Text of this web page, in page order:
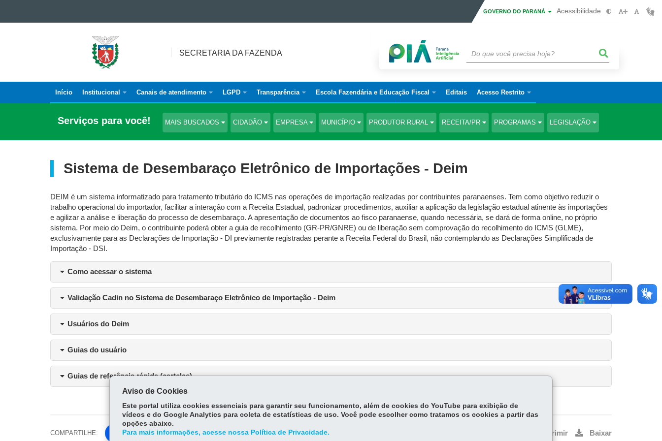
GOVERNO DO PARANÁ Acessibilidade
SECRETARIA
FAZENDA
SECRETARIA DA FAZENDA
Navegação
principal
Início Institucional Canais de atendimento LGPD Transparência Escola Fazendária e Educação Fiscal Editais Acesso Restrito
Serviços para você! MAIS BUSCADOS CIDADÃO EMPRESA MUNICÍPIO PRODUTOR RURAL RECEITA/PR PROGRAMAS LEGISLAÇÃO
Sistema de Desembaraço Eletrônico de Importações - Deim
DEIM é um sistema informatizado para tratamento tributário do ICMS nas operações de importação realizadas por contribuintes paranaenses. Tem como objetivo reduzir o
trabalho operacional do importador, facilitar a interação com a Receita Estadual, padronizar procedimentos, auxiliar a aplicação da legislação estadual atinente às importações
e agilizar a análise e liberação do processo de desembaraço. A apresentação de documentos ao fisco paranaense, quando necessária, se dará de forma online, no próprio
sistema. Por meio do Deim, o contribuinte poderá obter a guia de recolhimento (GR-PR/GNRE) ou de liberação sem comprovação do recolhimento do ICMS (GLME),
exclusivamente para as Declarações de Importação - DI previamente registradas perante a Receita Federal do Brasil, não contemplando as Declarações Simplificada de
Importação - DSI.
Como acessar o sistema
Validação Cadin no Sistema de Desembaraço Eletrônico de Importação - Deim
Usuários do Deim
Guias do usuário
Guias de referência rápida (cartelas)
COMPARTILHE: Fa Imprimir Baixar
Aviso de Cookies
Este portal utiliza cookies essenciais para garantir seu funcionamento, além de cookies do YouTube para exibição de
vídeos e do Google Analytics para coleta de estatísticas de uso. Você pode escolher como tratamos os cookies a partir das
opções abaixo.
Para mais informações, acesse nossa Política de Privacidade.